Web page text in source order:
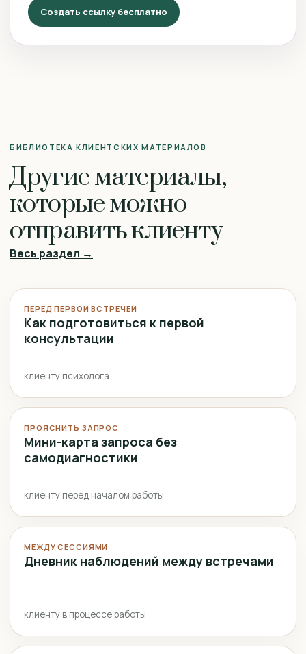
Создать ссылку бесплатно
БИБЛИОТЕКА КЛИЕНТСКИХ МАТЕРИАЛОВ
Другие материалы,
которые можно
отправить клиенту
Весь раздел →
ПЕРЕД ПЕРВОЙ ВСТРЕЧЕЙ
Как подготовиться к первой
консультации
клиенту психолога
ПРОЯСНИТЬ ЗАПРОС
Мини-карта запроса без
самодиагностики
клиенту перед началом работы
МЕЖДУ СЕССИЯМИ
Дневник наблюдений между встречами
клиенту в процессе работы